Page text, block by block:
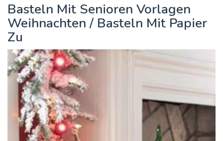
Basteln Mit Senioren Vorlagen
Weihnachten / Basteln Mit Papier
Zu